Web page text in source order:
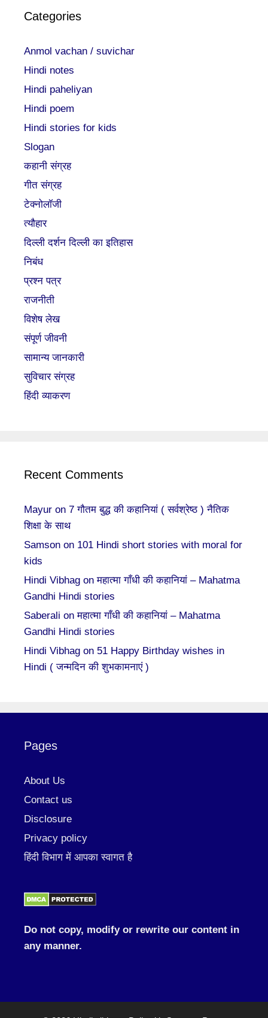
Categories
Anmol vachan / suvichar
Hindi notes
Hindi paheliyan
Hindi poem
Hindi stories for kids
Slogan
कहानी संग्रह
गीत संग्रह
टेक्नोलॉजी
त्यौहार
दिल्ली दर्शन दिल्ली का इतिहास
निबंध
प्रश्न पत्र
राजनीती
विशेष लेख
संपूर्ण जीवनी
सामान्य जानकारी
सुविचार संग्रह
हिंदी व्याकरण
Recent Comments
Mayur on 7 गौतम बुद्ध की कहानियां ( सर्वश्रेष्ठ ) नैतिक
शिक्षा के साथ
Samson on 101 Hindi short stories with moral for
kids
Hindi Vibhag onमहात्मा गाँधी की कहानियां – Mahatma
Gandhi Hindi stories
Saberali onमहात्मा गाँधी की कहानियां – Mahatma
Gandhi Hindi stories
Hindi Vibhag on 51 Happy Birthday wishes in
Hindi ( जन्मदिन की शुभकामनाएं )
Pages
About Us
Contact us
Disclosure
Privacy policy
हिंदी विभाग में आपका स्वागत है
Do not copy, modify or rewrite our content in
any manner.